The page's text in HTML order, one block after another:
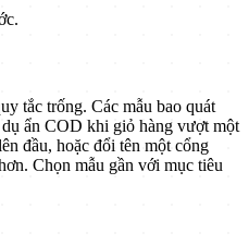
tắc trống. Các mẫu bao quát
ẩn COD khi giỏ hàng vượt một
đầu, hoặc đổi tên một cổng
Chọn mẫu gần với mục tiêu